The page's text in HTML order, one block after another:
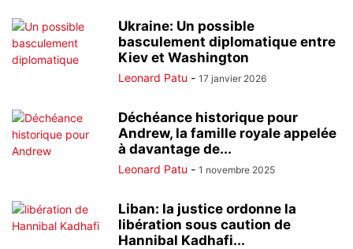
Ukraine: Un possible
basculement diplomatique entre
Kiev et Washington
Leonard Patu - 17 janvier 2026
Déchéance historique pour
Andrew, la famille royale appelée
à davantage de...
Leonard Patu - 1 novembre 2025
Liban: la justice ordonne la
libération sous caution de
Hannibal Kadhafi...